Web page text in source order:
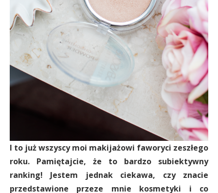
I to już wszyscy moi makijażowi faworyci zeszłego
roku. Pamiętajcie, że to bardzo subiektywny
ranking! Jestem jednak ciekawa, czy znacie
przedstawione przeze mnie kosmetyki i co